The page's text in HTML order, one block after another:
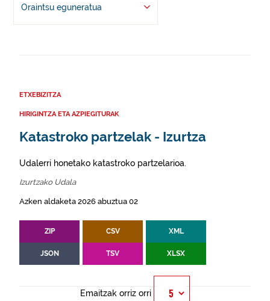
Oraintsu eguneratua
ETXEBIZITZA
HIRIGINTZA ETA AZPIEGITURAK
Katastroko partzelak - Izurtza
Udalerri honetako katastroko partzelarioa.
Izurtzako Udala
Azken aldaketa 2026 abuztua 02
ZIP CSV XML
JSON TSV XLSX
Emaitzak orriz orri